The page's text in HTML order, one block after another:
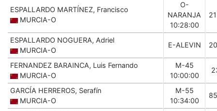
ESPALLARDO MARTÍNEZ, Francisco
MURCIA-O
O-
NARANJA
10:28:00
ESPALLARDO NOGUERA, Adriel
MURCIA-O
E-ALEVIN
FERNANDEZ BARAINCA, Luis Fernando
MURCIA-O
M-45
10:00:00
GARCÍA HERREROS, Serafín
MURCIA-O
M-55
10:34:00